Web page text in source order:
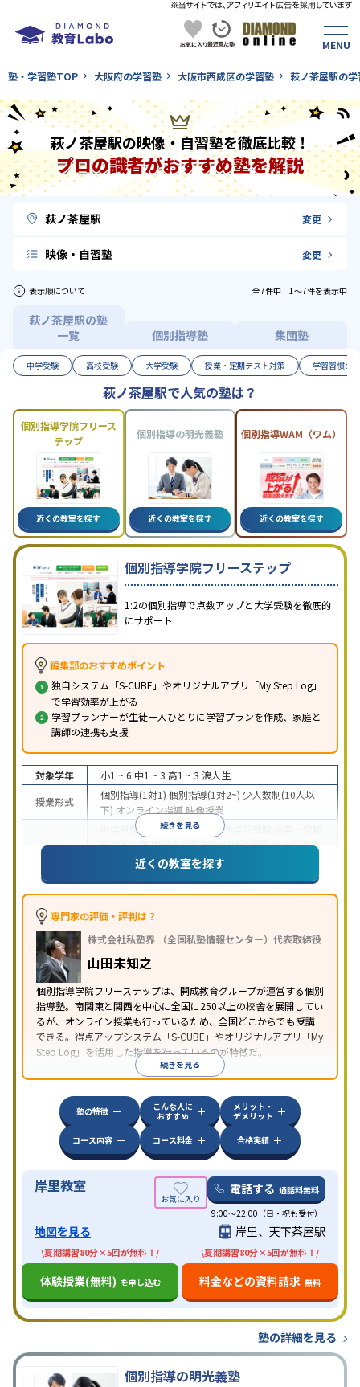
塾・学習塾TOP 大阪府の学習塾 大阪市西成区の学習塾 萩ノ茶屋駅の学
萩ノ茶屋駅の映像・自習塾を徹底比較！
プロの識者がおすすめ塾を解説
萩ノ茶屋駅 変更
映像・自習塾 変更
表示順について 全7件中 1〜7件を表示中
萩ノ茶屋駅の塾
一覧
個別指導塾 集団塾
中学受験 高校受験 大学受験 授業・定期テスト対策 学習習慣の
萩ノ茶屋駅で人気の塾は？
個別指導学院フリース
テップ
近くの教室を探す
個別指導の明光義塾
近くの教室を探す
個別指導WAM（ワム）
近くの教室を探す
個別指導学院フリーステップ
1:2の個別指導で点数アップと大学受験を徹底的
にサポート
編集部のおすすめポイント
独自システム「S-CUBE」やオリジナルアプリ「My Step Log」
で学習効率が上がる
学習プランナーが生徒一人ひとりに学習プランを作成、家庭と
講師の連携も支援
続きを見る
対象学年 小1 ~ 6 中1 ~ 3 高1 ~ 3 浪人生
授業形式
個別指導(1対1) 個別指導(1対2~) 少人数制(10人以
下) オンライン指導映像授業
中学受験 高校受験大学受験 医学部受験
テスト対策内申点対策学習習慣の定着総合型選抜
(旧AO)対策推薦入試対策学校別特化対策
漢検(漢字検定)対策数学特化対策英語・英会話特化
特徴
中高一貫校生に対応
保証制度あり
授業の振替可能学習にPC・タブレッ
トを利用 オンライン対応
講習のみの受講可
近くの教室を探す
専門家の評価・評判は？
株式会社私塾界 （全国私塾情報センター）代表取締役
山田未知之
個別指導学院フリーステップは、開成教育グループが運営する個別
指導塾。南関東と関西を中心に全国に250以上の校舎を展開してい
るが、オンライン授業も行っているため、全国どこからでも受講
できる。得点アップシステム「S-CUBE」やオリジナルアプリ「My
Step Log」を活用した指導を行っているのが特徴だ。
続きを見る
塾の特徴
こんな人に
おすすめ
メリット・
デメリット
コース内容
コース料金 合格実績
岸里教室 電話する 通話料無料
9:00～22:00（日・祝も受付）
地図を見る 岸里、天下茶屋駅
\夏期講習80分×5回が無料！/
体験授業(無料) を申し込む
\夏期講習80分×5回が無料！/
料金などの資料請求 無料
塾の詳細を見る
個別指導の明光義塾